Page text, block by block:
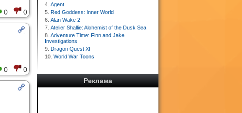
4. Agent
5. Red Goddess: Inner World
6. Alan Wake 2
7. Atelier Shallie: Alchemist of the Dusk Sea
8. Adventure Time: Finn and Jake
Investigations
9. Dragon Quest XI
10. World War Toons
Реклама
0 0
0 0